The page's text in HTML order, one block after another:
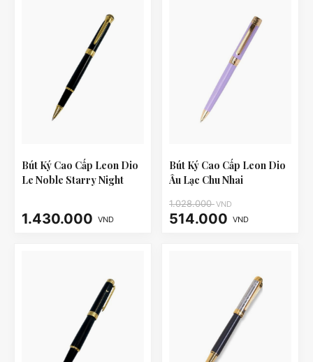
Bút Ký Cao Cấp Leon Dio
Le Noble Starry Night
1.430.000 VND
Bút Ký Cao Cấp Leon Dio
Âu Lạc Chu Nhai
1.028.000VND
514.000 VND